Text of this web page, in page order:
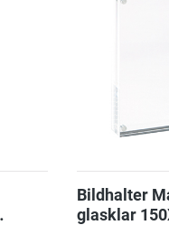
Bildhalter
glasklar